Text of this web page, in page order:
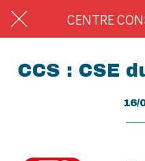
CENTRE
CCS : CSE
16/